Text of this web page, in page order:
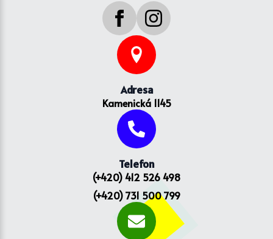
Adresa
Kamenická 1145
Telefon
(+420) 412 526 498
(+420) 731 500 799